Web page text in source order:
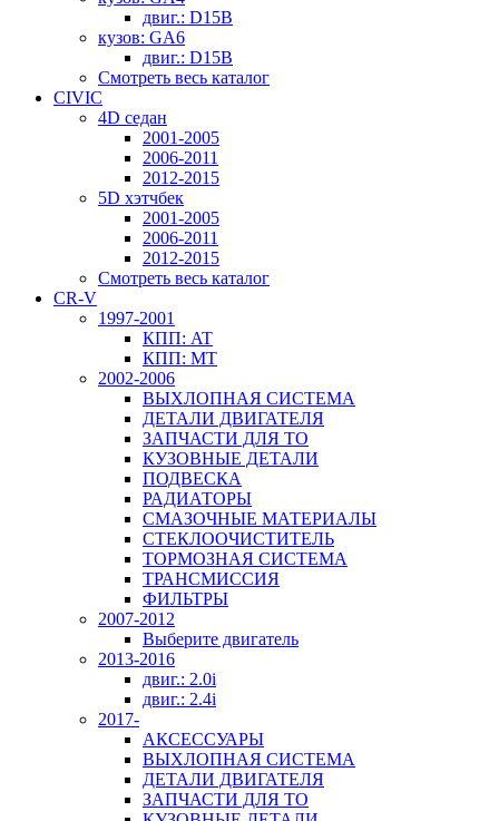
двиг.: D15B
кузов: GA6
двиг.: D15B
Смотреть весь каталог
CIVIC
4D седан
2001-2005
2006-2011
2012-2015
5D хэтчбек
2001-2005
2006-2011
2012-2015
Смотреть весь каталог
CR-V
1997-2001
КПП: AT
КПП: MT
2002-2006
ВЫХЛОПНАЯ СИСТЕМА
ДЕТАЛИ ДВИГАТЕЛЯ
ЗАПЧАСТИ ДЛЯ ТО
КУЗОВНЫЕ ДЕТАЛИ
ПОДВЕСКА
РАДИАТОРЫ
СМАЗОЧНЫЕ МАТЕРИАЛЫ
СТЕКЛООЧИСТИТЕЛЬ
ТОРМОЗНАЯ СИСТЕМА
ТРАНСМИССИЯ
ФИЛЬТРЫ
2007-2012
Выберите двигатель
2013-2016
двиг.: 2.0i
двиг.: 2.4i
2017-
АКСЕССУАРЫ
ВЫХЛОПНАЯ СИСТЕМА
ДЕТАЛИ ДВИГАТЕЛЯ
ЗАПЧАСТИ ДЛЯ ТО